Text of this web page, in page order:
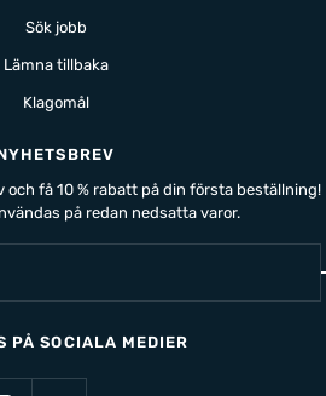
Sök jobb
Lämna tillbaka
Klagomål
få 10 % rabatt på din första beställning!
på redan nedsatta varor.
PÅ SOCIALA MEDIER